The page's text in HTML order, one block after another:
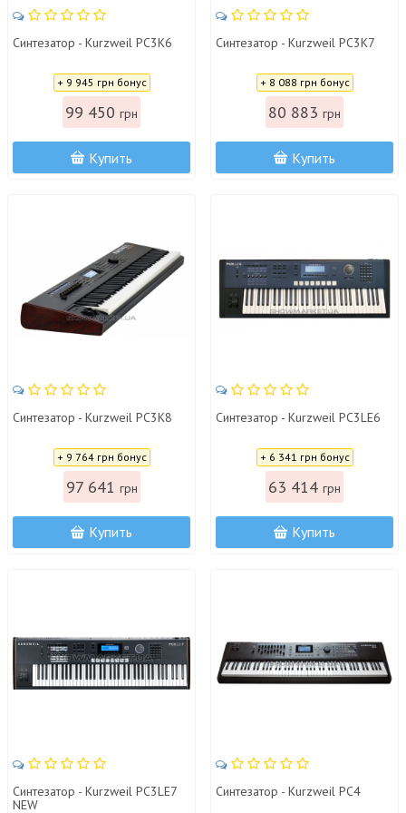
Синтезатор - Kurzweil PC3K6
+ 9 945 грн бонус
99 450 грн
Купить
Синтезатор - Kurzweil PC3K7
+ 8 088 грн бонус
80 883 грн
Купить
Синтезатор - Kurzweil PC3K8
+ 9 764 грн бонус
97 641 грн
Купить
Синтезатор - Kurzweil PC3LE6
+ 6 341 грн бонус
63 414 грн
Купить
Синтезатор - Kurzweil PC3LE7
NEW
Синтезатор - Kurzweil PC4